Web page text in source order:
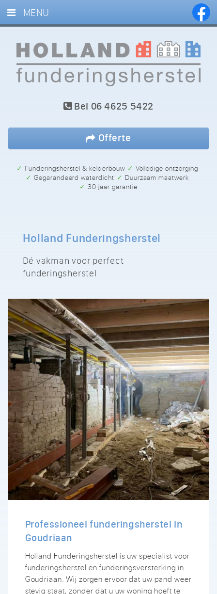
Bel 06 4625 5422
Offerte
✓ Funderingsherstel & kelderbouw
✓ Volledige ontzorging
✓ Gegarandeerd waterdicht
✓ Duurzaam maatwerk
✓ 30 jaar garantie
MENU
DIENSTEN
PROJECTEN
Holland Funderingsherstel
Dé vakman voor perfect
funderingsherstel
Professioneel funderingsherstel in
Goudriaan
Holland Funderingsherstel is uw specialist voor
funderingsherstel en funderingsversterking in
Goudriaan. Wij zorgen ervoor dat uw pand weer
stevig staat, zonder dat u uw woning hoeft te